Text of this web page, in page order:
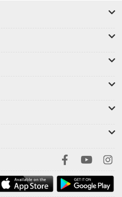
來揭露這個野 蠻罪行真相的